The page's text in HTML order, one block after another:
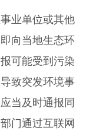
业单位或其他
向当地生态环
可能受到污染
致突发环境事
当及时通报同
门通过互联网